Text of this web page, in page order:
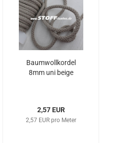
Baumwollkordel
8mm uni beige
2,57 EUR
2,57 EUR pro Meter